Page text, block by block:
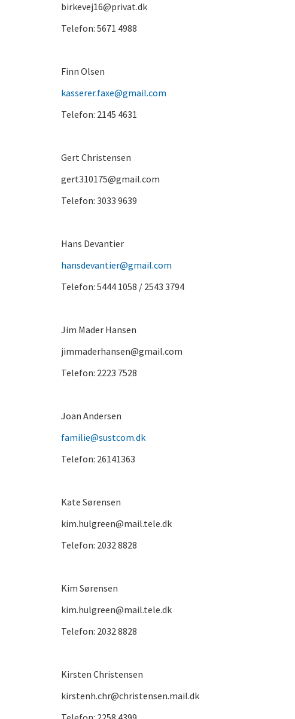
birkevej16@privat.dk
Telefon: 5671 4988
Finn Olsen
kasserer.faxe@gmail.com
Telefon: 2145 4631
Gert Christensen
gert310175@gmail.com
Telefon: 3033 9639
Hans Devantier
hansdevantier@gmail.com
Telefon: 5444 1058 / 2543 3794
Jim Mader Hansen
jimmaderhansen@gmail.com
Telefon: 2223 7528
Joan Andersen
familie@sustcom.dk
Telefon: 26141363
Kate Sørensen
kim.hulgreen@mail.tele.dk
Telefon: 2032 8828
Kim Sørensen
kim.hulgreen@mail.tele.dk
Telefon: 2032 8828
Kirsten Christensen
kirstenh.chr@christensen.mail.dk